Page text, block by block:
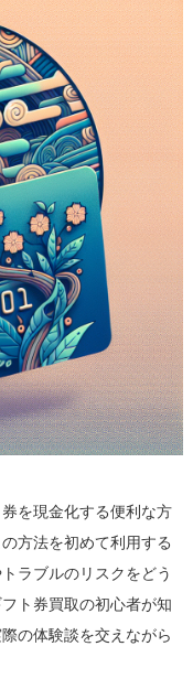
を現金化する便利な方
方法を初めて利用する
ラブルのリスクをどう
ト券買取の初心者が知
の体験談を交えながら